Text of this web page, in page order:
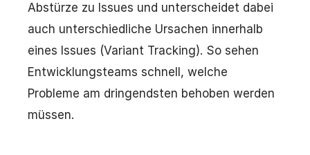
Abstürze zu Issues und unterscheidet dabei
auch unterschiedliche Ursachen innerhalb
eines Issues (Variant Tracking). So sehen
Entwicklungsteams schnell, welche
Probleme am dringendsten behoben werden
müssen.